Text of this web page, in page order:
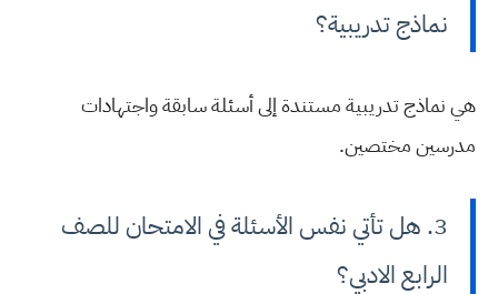
نماذج تدريبية؟
هي نماذج تدريبية مستندة إلى أسئلة سابقة واجتهادات
مدرسين مختصين.
3. هل تأتي نفس الأسئلة في الامتحان للصف
الرابع الادبي؟